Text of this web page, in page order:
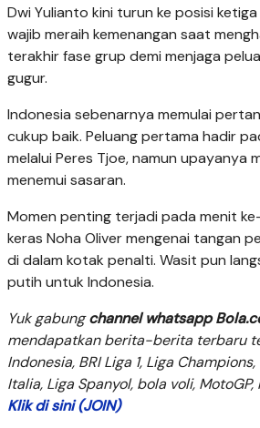
Dwi Yulianto kini turun ke posisi
wajib meraih kemenangan saat
terakhir fase grup demi menjaga
gugur.
Indonesia sebenarnya memulai
cukup baik. Peluang pertama hadir
melalui Peres Tjoe, namun upayanya
menemui sasaran.
Momen penting terjadi pada menit
keras Noha Oliver mengenai tangan
di dalam kotak penalti. Wasit pun
putih untuk Indonesia.
Yuk gabungchannel whatsapp
mendapatkan berita-berita terbaru
Indonesia, BRI Liga 1, Liga
Italia, Liga Spanyol, bola voli,
Klik di sini (JOIN)